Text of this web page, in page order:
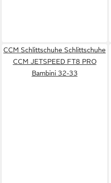
CCM Schlittschuhe Schlittschuhe
CCM JETSPEED FT8 PRO
Bambini 32-33